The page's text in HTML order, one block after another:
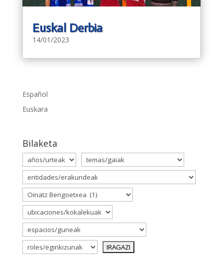
Euskal Derbia
14/01/2023
Español
Euskara
Bilaketa